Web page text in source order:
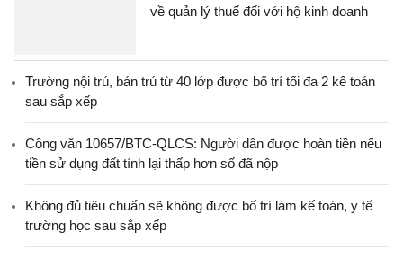
về quản lý thuế đối với hộ kinh doanh
Trường nội trú, bán trú từ 40 lớp được bố trí tối đa 2 kế toán
sau sắp xếp
Công văn 10657/BTC-QLCS: Người dân được hoàn tiền nếu
tiền sử dụng đất tính lại thấp hơn số đã nộp
Không đủ tiêu chuẩn sẽ không được bố trí làm kế toán, y tế
trường học sau sắp xếp